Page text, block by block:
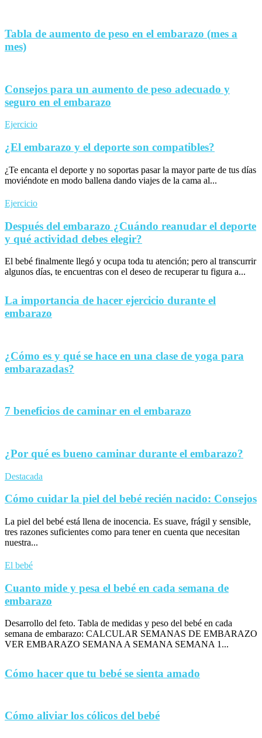
Tabla de aumento de peso en el embarazo (mes a
mes)
Consejos para un aumento de peso adecuado y
seguro en el embarazo
Ejercicio
¿El embarazo y el deporte son compatibles?
¿Te encanta el deporte y no soportas pasar la mayor parte de tus días
moviéndote en modo ballena dando viajes de la cama al...
Ejercicio
Después del embarazo ¿Cuándo reanudar el deporte
y qué actividad debes elegir?
El bebé finalmente llegó y ocupa toda tu atención; pero al transcurrir
algunos días, te encuentras con el deseo de recuperar tu figura a...
La importancia de hacer ejercicio durante el
embarazo
¿Cómo es y qué se hace en una clase de yoga para
embarazadas?
7 beneficios de caminar en el embarazo
¿Por qué es bueno caminar durante el embarazo?
Destacada
Cómo cuidar la piel del bebé recién nacido: Consejos
La piel del bebé está llena de inocencia. Es suave, frágil y sensible,
tres razones suficientes como para tener en cuenta que necesitan
nuestra...
El bebé
Cuanto mide y pesa el bebé en cada semana de
embarazo
Desarrollo del feto. Tabla de medidas y peso del bebé en cada
semana de embarazo: CALCULAR SEMANAS DE EMBARAZO
VER EMBARAZO SEMANA A SEMANA SEMANA 1...
Cómo hacer que tu bebé se sienta amado
Cómo aliviar los cólicos del bebé